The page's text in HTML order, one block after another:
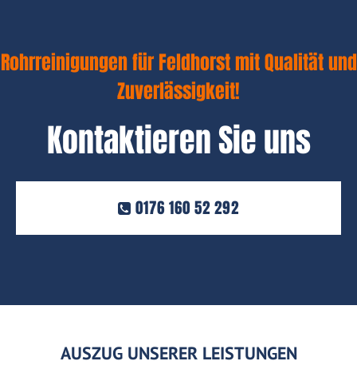
Rohrreinigungen für Feldhorst mit Qualität und
Zuverlässigkeit!
Kontaktieren Sie uns
0176 160 52 292
AUSZUG UNSERER LEISTUNGEN